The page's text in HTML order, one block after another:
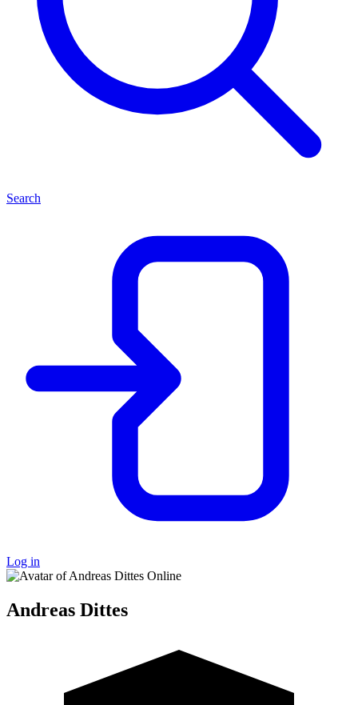
Search
Log in
Online
Andreas Dittes